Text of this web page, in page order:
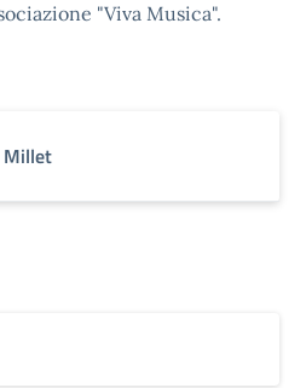
"Viva Musica".
Millet